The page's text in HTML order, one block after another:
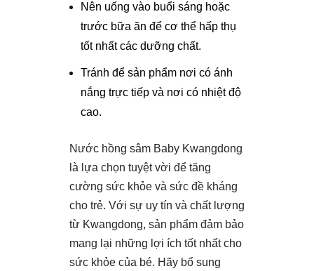
Nên uống vào buổi sáng hoặc
trước bữa ăn để cơ thể hấp thụ
tốt nhất các dưỡng chất.
Tránh để sản phẩm nơi có ánh
nắng trực tiếp và nơi có nhiệt độ
cao.
Nước hồng sâm Baby Kwangdong
là lựa chọn tuyệt vời để tăng
cường sức khỏe và sức đề kháng
cho trẻ. Với sự uy tín và chất lượng
từ Kwangdong, sản phẩm đảm bảo
mang lại những lợi ích tốt nhất cho
sức khỏe của bé. Hãy bổ sung